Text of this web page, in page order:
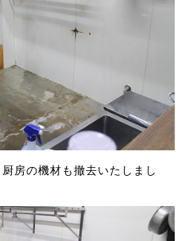
房の機材も撤去いたしまし